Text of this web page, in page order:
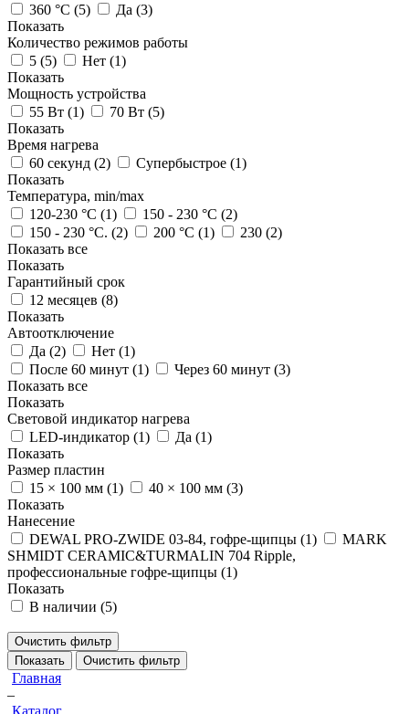
360 °C (5) Да (3)
Показать
Количество режимов работы
5 (5) Нет (1)
Показать
Мощность устройства
55 Вт (1) 70 Вт (5)
Показать
Время нагрева
60 секунд (2) Супербыстрое (1)
Показать
Температура, min/max
120-230 °C (1) 150 - 230 °C (2)
150 - 230 °C. (2) 200 °C (1) 230 (2)
Показать все
Показать
Гарантийный срок
12 месяцев (8)
Показать
Автоотключение
Да (2) Нет (1)
После 60 минут (1) Через 60 минут (3)
Показать все
Показать
Световой индикатор нагрева
LED-индикатор (1) Да (1)
Показать
Размер пластин
15 × 100 мм (1) 40 × 100 мм (3)
Показать
Нанесение
DEWAL PRO-ZWIDE 03-84, гофре-щипцы (1)
MARK
SHMIDT CERAMIC&TURMALIN 704 Ripple,
профессиональные гофре-щипцы (1)
Показать
В наличии (5)
Очистить фильтр
Показать
Очистить фильтр
Главная
–
Каталог